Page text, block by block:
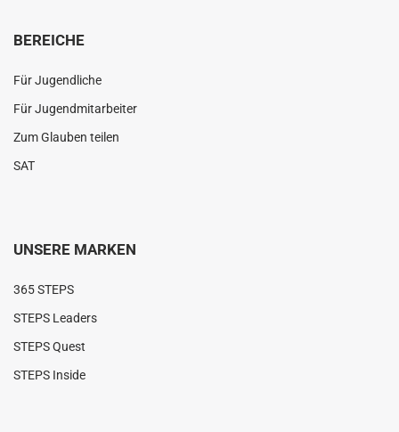
BEREICHE
Für Jugendliche
Für Jugendmitarbeiter
Zum Glauben teilen
SAT
UNSERE MARKEN
365 STEPS
STEPS Leaders
STEPS Quest
STEPS Inside